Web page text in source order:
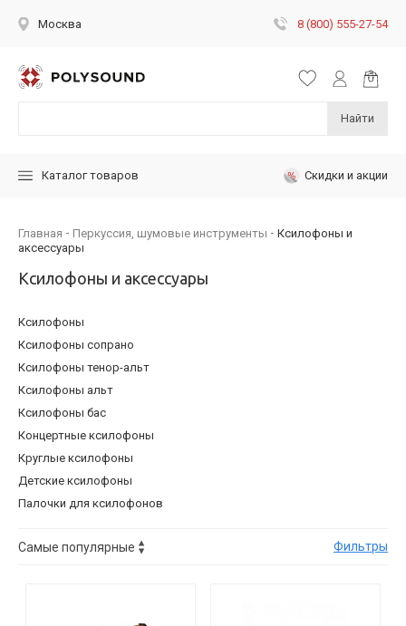
Москва 8 (800) 555-27-54
Найти
Каталог товаров Скидки и акции
Главная Перкуссия, шумовые инструменты
Ксилофоны и
аксессуары
Ксилофоны и аксессуары
Ксилофоны
Ксилофоны сопрано
Ксилофоны тенор-альт
Ксилофоны альт
Ксилофоны бас
Концертные ксилофоны
Круглые ксилофоны
Детские ксилофоны
Палочки для ксилофонов
Фильтры